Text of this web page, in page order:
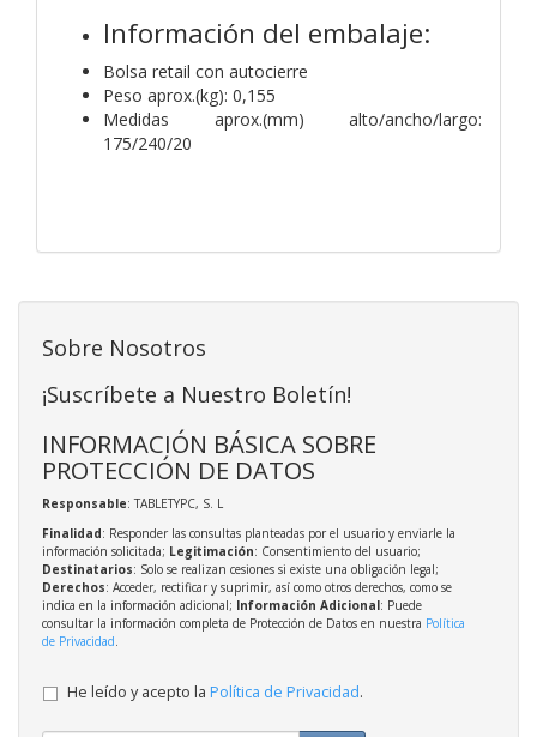
Información del embalaje:
Bolsa retail con autocierre
Peso aprox.(kg): 0,155
Medidas aprox.(mm) alto/ancho/largo:
175/240/20
Sobre Nosotros
¡Suscríbete a Nuestro Boletín!
INFORMACIÓN BÁSICA SOBRE
PROTECCIÓN DE DATOS
Responsable: TABLETYPC, S. L
Finalidad: Responder las consultas planteadas por el usuario y enviarle la
información solicitada; Legitimación: Consentimiento del usuario;
Destinatarios: Solo se realizan cesiones si existe una obligación legal;
Derechos: Acceder, rectificar y suprimir, así como otros derechos, como se
indica en la información adicional; Información Adicional: Puede
consultar la información completa de Protección de Datos en nuestra Política
de Privacidad
He leído y acepto la Política de Privacidad.